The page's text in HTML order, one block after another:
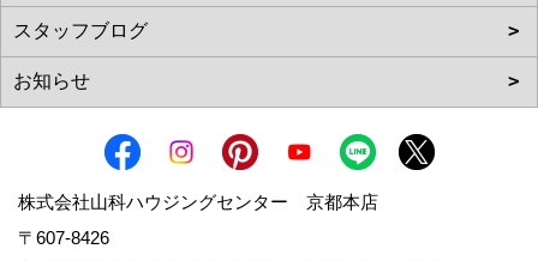
株式会社山科ハウジングセンター 京都本店
〒607-8426